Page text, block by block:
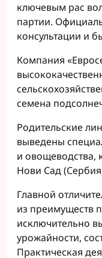
ключевым рас
партии.
консультации и
Компания
семена
Родительские
выведены
и овощеводства,
Нови Сад
Главной
из преимуществ
исключительно
урожайности,
Практическая